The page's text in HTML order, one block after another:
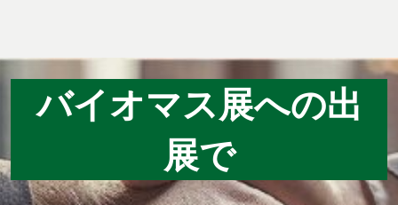
バイオマス展への出
展で